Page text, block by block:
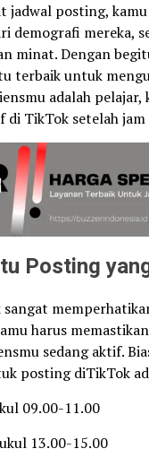
jadwal posting,
demografi mereka,
minat. Dengan
terbaik untuk
adalah
di TikTok setelah jam
Posting
harus
sedang aktif.
posting diTikTok
09.00-11.00
13.00-15.00